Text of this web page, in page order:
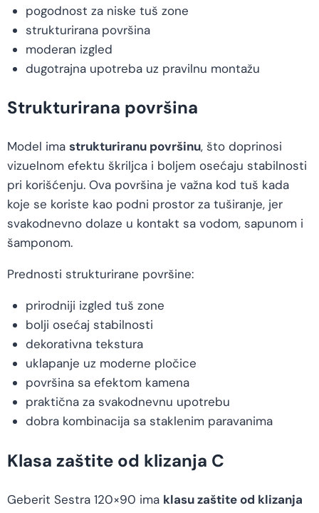
pogodnost za niske tuš zone
strukturirana površina
moderan izgled
dugotrajna upotreba uz pravilnu montažu
Strukturirana površina
Model ima strukturiranu površinu, što doprinosi
vizuelnom efektu škriljca i boljem osećaju stabilnosti
pri korišćenju. Ova površina je važna kod tuš kada
koje se koriste kao podni prostor za tuširanje, jer
svakodnevno dolaze u kontakt sa vodom, sapunom i
šamponom.
Prednosti strukturirane površine:
prirodniji izgled tuš zone
bolji osećaj stabilnosti
dekorativna tekstura
uklapanje uz moderne pločice
površina sa efektom kamena
praktična za svakodnevnu upotrebu
dobra kombinacija sa staklenim paravanima
Klasa zaštite od klizanja C
Geberit Sestra 120×90 ima klasu zaštite od klizanja